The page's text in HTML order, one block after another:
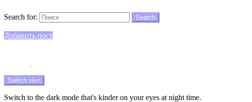
Search for:
Search
Добавить пост
Switch skin
Switch to the dark mode that's kinder on your eyes at night time.